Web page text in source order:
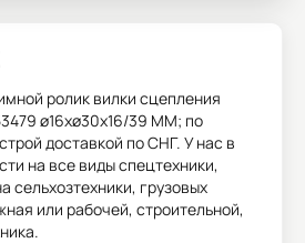
ролик вилки сцепления
ø16xø30x16/39 MM; по
доставкой по СНГ. У нас в
на все виды спецтехники,
сельхозтехники, грузовых
или рабочей, строительной,